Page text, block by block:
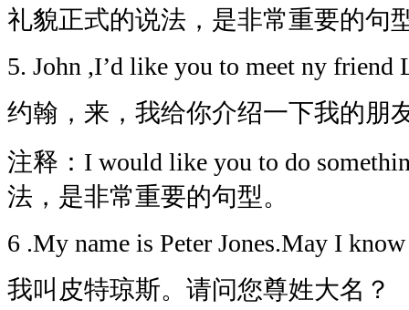
礼貌正式的说法，是非常重要的句
5. John ,I’d like you to meet ny friend
约翰，来，我给你介绍一下我的朋
注释：I would like you to do
法，是非常重要的句型。
6 .My name is Peter Jones.May I
我叫皮特琼斯。请问您尊姓大名？